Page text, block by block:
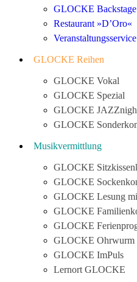
GLOCKE Backstage
Restaurant »D’Oro«
Veranstaltungsservice
GLOCKE Reihen
GLOCKE Vokal
GLOCKE Spezial
GLOCKE
GLOCKE
Musikvermittlung
GLOCKE
GLOCKE
GLOCKE Lesung
GLOCKE
GLOCKE
GLOCKE Ohrwurm
GLOCKE ImPuls
Lernort GLOCKE